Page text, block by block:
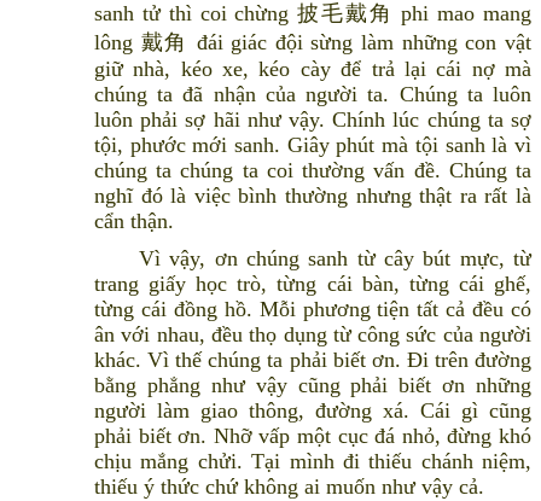
sanh tử thì coi chừng 披毛戴角 phi mao mang
lông 戴角 đái giác đội sừng làm những con vật
giữ nhà, kéo xe, kéo cày để trả lại cái nợ mà
chúng ta đã nhận của người ta. Chúng ta luôn
luôn phải sợ hãi như vậy. Chính lúc chúng ta sợ
tội, phước mới sanh. Giây phút mà tội sanh là vì
chúng ta chúng ta coi thường vấn đề. Chúng ta
nghĩ đó là việc bình thường nhưng thật ra rất là
cẩn thận.
Vì vậy, ơn chúng sanh từ cây bút mực, từ
trang giấy học trò, từng cái bàn, từng cái ghế,
từng cái đồng hồ. Mỗi phương tiện tất cả đều có
ân với nhau, đều thọ dụng từ công sức của người
khác. Vì thế chúng ta phải biết ơn. Đi trên đường
bằng phẳng như vậy cũng phải biết ơn những
người làm giao thông, đường xá. Cái gì cũng
phải biết ơn. Nhỡ vấp một cục đá nhỏ, đừng khó
chịu mắng chửi. Tại mình đi thiếu chánh niệm,
thiếu ý thức chứ không ai muốn như vậy cả.